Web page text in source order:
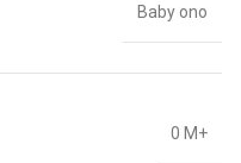
Baby ono
0 M+